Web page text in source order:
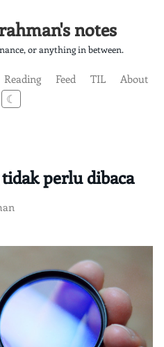
notes
or anything in between.
Reading Feed TIL
About
☾
perlu dibaca